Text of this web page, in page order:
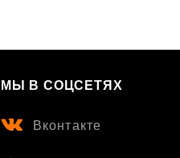
МЫ В СОЦСЕТЯХ
Вконтакте